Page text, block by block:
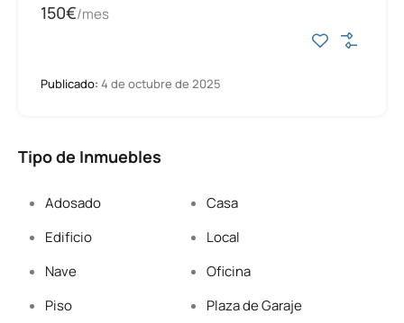
150€/mes
Publicado: 4 de octubre de 2025
Tipo de Inmuebles
Adosado
Casa
Edificio
Local
Nave
Oficina
Piso
Plaza de Garaje